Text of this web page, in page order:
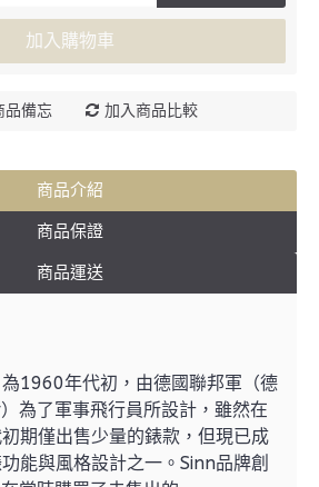
加入購物車
品備忘 加入商品比較
商品介紹
商品保證
商品運送
為1960年代初，由德國聯邦軍（德
為了軍事飛行員所設計，雖然在
期僅出售少量的錶款，但現已成
能與風格設計之一。 Sinn品牌創